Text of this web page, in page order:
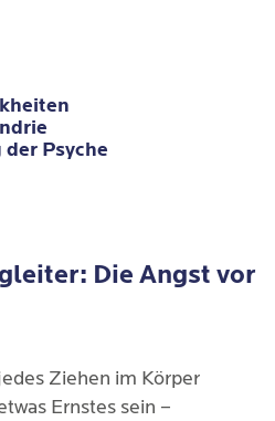
Psyche
Die Angst vor
Ziehen im Körper
Ernstes sein –